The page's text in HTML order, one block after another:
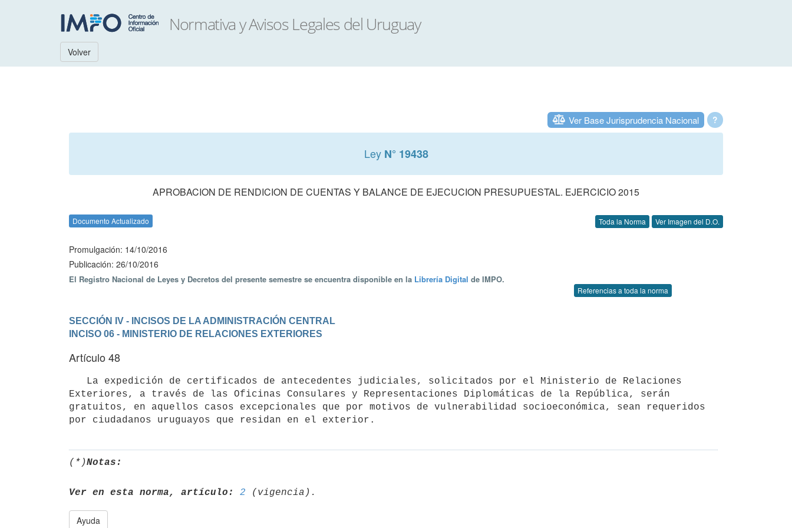
Volver
?
Ver Base Jurisprudencia Nacional
Ley N° 19438
APROBACION DE RENDICION DE CUENTAS Y BALANCE DE EJECUCION PRESUPUESTAL. EJERCICIO 2015
Documento Actualizado Toda la Norma Ver Imagen del D.O.
Promulgación: 14/10/2016
Publicación: 26/10/2016
El Registro Nacional de Leyes y Decretos del presente semestre se encuentra disponible en la Librería Digital de IMPO.
Referencias a toda la norma
SECCIÓN IV - INCISOS DE LA ADMINISTRACIÓN CENTRAL
INCISO 06 - MINISTERIO DE RELACIONES EXTERIORES
Artículo 48
Exteriores, a través de las Oficinas Consulares y Representaciones Diplomáticas de la República, serán
gratuitos, en aquellos casos excepcionales que por motivos de vulnerabilidad socioeconómica, sean requeridos
(*)Notas:
Ver en esta norma, artículo: 2
Ayuda